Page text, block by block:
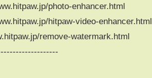
photo-enhancer.html
hitpaw-video-enhancer.html
remove-watermark.html